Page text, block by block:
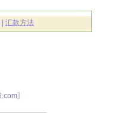
汇款方法
〗